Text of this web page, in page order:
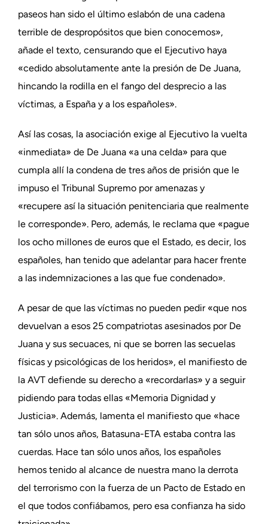
paseos han sido el último eslabón de una cadena
terrible de despropósitos que bien conocemos»,
añade el texto, censurando que el Ejecutivo haya
«cedido absolutamente ante la presión de De Juana,
hincando la rodilla en el fango del desprecio a las
víctimas, a España y a los españoles».
Así las cosas, la asociación exige al Ejecutivo la vuelta
«inmediata» de De Juana «a una celda» para que
cumpla allí la condena de tres años de prisión que le
impuso el Tribunal Supremo por amenazas y
«recupere así la situación penitenciaria que realmente
le corresponde». Pero, además, le reclama que «pague
los ocho millones de euros que el Estado, es decir, los
españoles, han tenido que adelantar para hacer frente
a las indemnizaciones a las que fue condenado».
A pesar de que las víctimas no pueden pedir «que nos
devuelvan a esos 25 compatriotas asesinados por De
Juana y sus secuaces, ni que se borren las secuelas
físicas y psicológicas de los heridos», el manifiesto de
la AVT defiende su derecho a «recordarlas» y a seguir
pidiendo para todas ellas «Memoria Dignidad y
Justicia». Además, lamenta el manifiesto que «hace
tan sólo unos años, Batasuna-ETA estaba contra las
cuerdas. Hace tan sólo unos años, los españoles
hemos tenido al alcance de nuestra mano la derrota
del terrorismo con la fuerza de un Pacto de Estado en
el que todos confiábamos, pero esa confianza ha sido